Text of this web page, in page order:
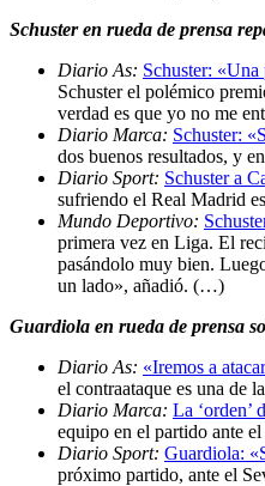
Schuster en rueda de prensa
Diario As: Schuster: «Una
Schuster el polémico
verdad es que yo no me
Diario Marca: Schuster:
dos buenos resultados, y
Diario Sport: Schuster a
sufriendo el Real Madrid
Mundo Deportivo:
primera vez en Liga. El
pasándolo muy bien.
un lado», añadió. (…)
Guardiola en rueda de prensa
Diario As: «Iremos a
el contraataque es una de
Diario Marca: La ‘orden’
equipo en el partido ante
Diario Sport: Guardiola:
próximo partido, ante el